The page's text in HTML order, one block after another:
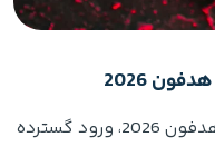
2026
یکی از مهم‌ترین تغییرات در ترندهای هدفون 2026، ورود گسترده